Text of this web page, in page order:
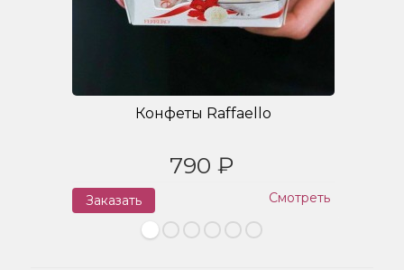
Конфеты Raffaello
790 ₽
Заказать Смотреть